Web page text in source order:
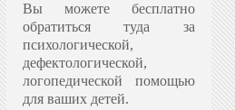
Вы можете бесплатно
обратиться туда за
психологической,
дефектологической,
логопедической помощью
для ваших детей.